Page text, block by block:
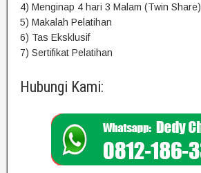
4) Menginap 4 hari 3 Malam (Twin Share)
5) Makalah Pelatihan
6) Tas Eksklusif
7) Sertifikat Pelatihan
Hubungi Kami: